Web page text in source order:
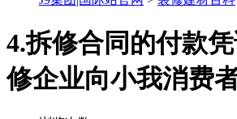
4.拆修合同的付款
修企业向小我消费